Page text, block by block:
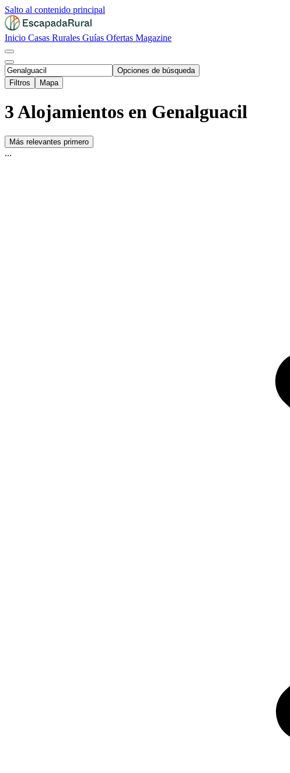
Salto al contenido principal
Inicio Casas Rurales Guías Ofertas Magazine
Opciones de búsqueda
Filtros
Mapa
3 Alojamientos en Genalguacil
Más relevantes primero
...